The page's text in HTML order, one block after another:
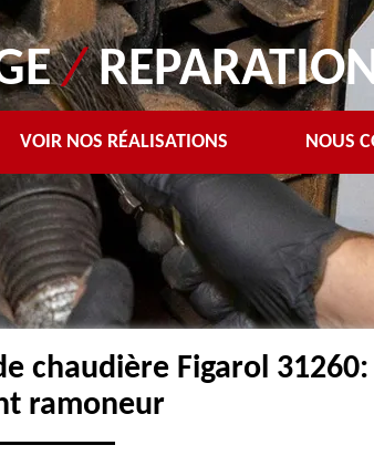
/
VOIR NOS RÉALISATIONS NOUS
chaudière Figarol 31260:
ramoneur